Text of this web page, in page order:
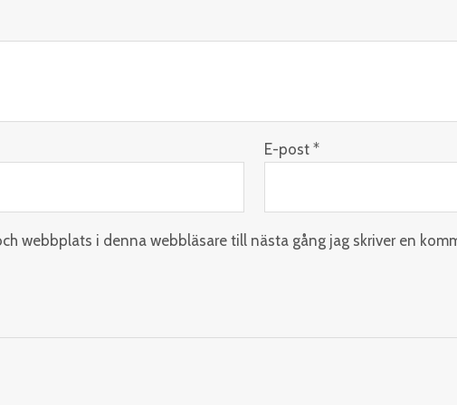
E-post*
webbplats i denna webbläsare till nästa gång jag skriver en